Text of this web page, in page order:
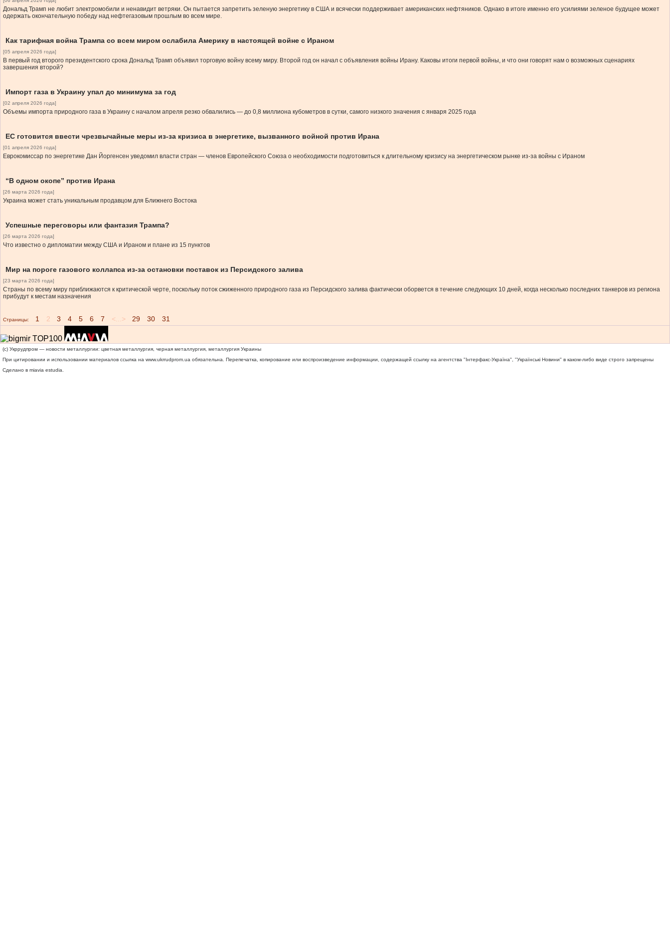
Дональд Трамп не любит электромобили и ненавидит ветряки. Он пытается запретить зеленую энергетику в США и всячески поддерживает американских нефтяников. Однако в итоге именно его усилиями зеленое будущее может
одержать окончательную победу над нефтегазовым прошлым во всем мире.
Как тарифная война Трампа со всем миром ослабила Америку в настоящей войне с Ираном
[05 апреля 2026 года]
В первый год второго президентского срока Дональд Трамп объявил торговую войну всему миру. Второй год он начал с объявления войны Ирану. Каковы итоги первой войны, и что они говорят нам о возможных сценариях
завершения второй?
Импорт газа в Украину упал до минимума за год
[02 апреля 2026 года]
Объемы импорта природного газа в Украину с началом апреля резко обвалились — до 0,8 миллиона кубометров в сутки, самого низкого значения с января 2025 года
ЕС готовится ввести чрезвычайные меры из-за кризиса в энергетике, вызванного войной против Ирана
[01 апреля 2026 года]
Еврокомиссар по энергетике Дан Йоргенсен уведомил власти стран — членов Европейского Союза о необходимости подготовиться к длительному кризису на энергетическом рынке из-за войны с Ираном
“В одном окопе” против Ирана
[26 марта 2026 года]
Украина может стать уникальным продавцом для Ближнего Востока
Успешные переговоры или фантазия Трампа?
[26 марта 2026 года]
Что известно о дипломатии между США и Ираном и плане из 15 пунктов
Мир на пороге газового коллапса из-за остановки поставок из Персидского залива
[23 марта 2026 года]
Страны по всему миру приближаются к критической черте, поскольку поток сжиженного природного газа из Персидского залива фактически оборвется в течение следующих 10 дней, когда несколько последних танкеров из региона
прибудут к местам назначения
Страницы: 1 2 3 4 5 6 7 <...> 29 30 31
(c) Укррудпром — новости металлургии: цветная металлургия, черная металлургия, металлургия Украины
При цитировании и использовании материалов ссылка на www.ukrrudprom.ua обязательна. Перепечатка, копирование или воспроизведение информации, содержащей ссылку на агентства "Iнтерфакс-Україна", "Українськi Новини" в каком-либо виде строго запрещены
Сделано в miavia estudia.